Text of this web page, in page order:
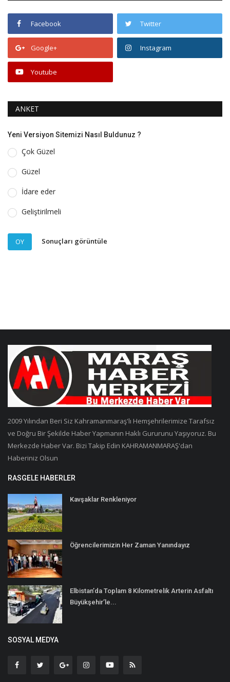
Facebook Twitter
Google+ Instagram
Youtube
ANKET
Yeni Versiyon Sitemizi Nasıl Buldunuz ?
Çok Güzel
Güzel
İdare eder
Geliştirilmeli
OY Sonuçları görüntüle
2009 Yılından Beri Siz Kahramanmaraş'lı Hemşehrilerimize Tarafsız
ve Doğru Bir Şekilde Haber Yapmanın Haklı Gururunu Yaşıyoruz. Bu
Merkezde Haber Var. Bizi Takip Edin KAHRAMANMARAŞ'dan
Haberiniz Olsun
RASGELE HABERLER
Kavşaklar Renkleniyor
Öğrencilerimizin Her Zaman Yanındayız
Elbistan’da Toplam 8 Kilometrelik Arterin Asfaltı
Büyükşehir’le...
SOSYAL MEDYA